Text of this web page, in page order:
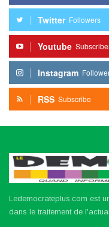
Twitter Followers
Youtube
Instagram
RSS Subscribe
Ledemocrateplus.com est
dans le traitement de